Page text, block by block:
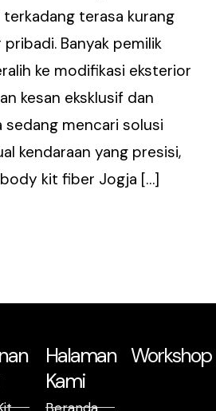
terasa kurang
Banyak pemilik
ke modifikasi eksterior
kesan eksklusif dan
sedang mencari solusi
kendaraan yang presisi,
kit fiber Jogja […]
Halaman
Kami
Workshop